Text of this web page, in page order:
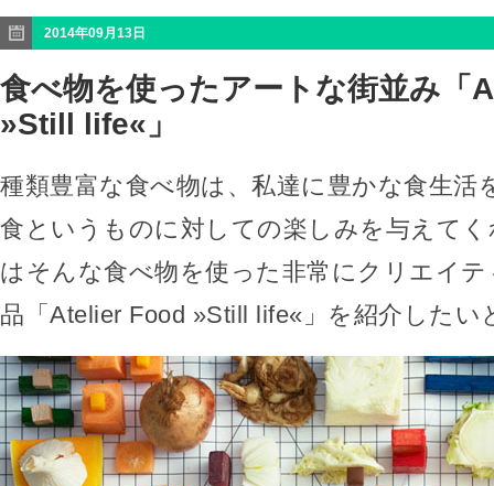
2014年09月13日
食べ物を使ったアートな街並み「
»Still life«」
種類豊富な食べ物は、私達に豊かな食生活
食というものに対しての楽しみを与えて
はそんな食べ物を使った非常にクリエイ
品「Atelier Food »Still life«」を紹介したい